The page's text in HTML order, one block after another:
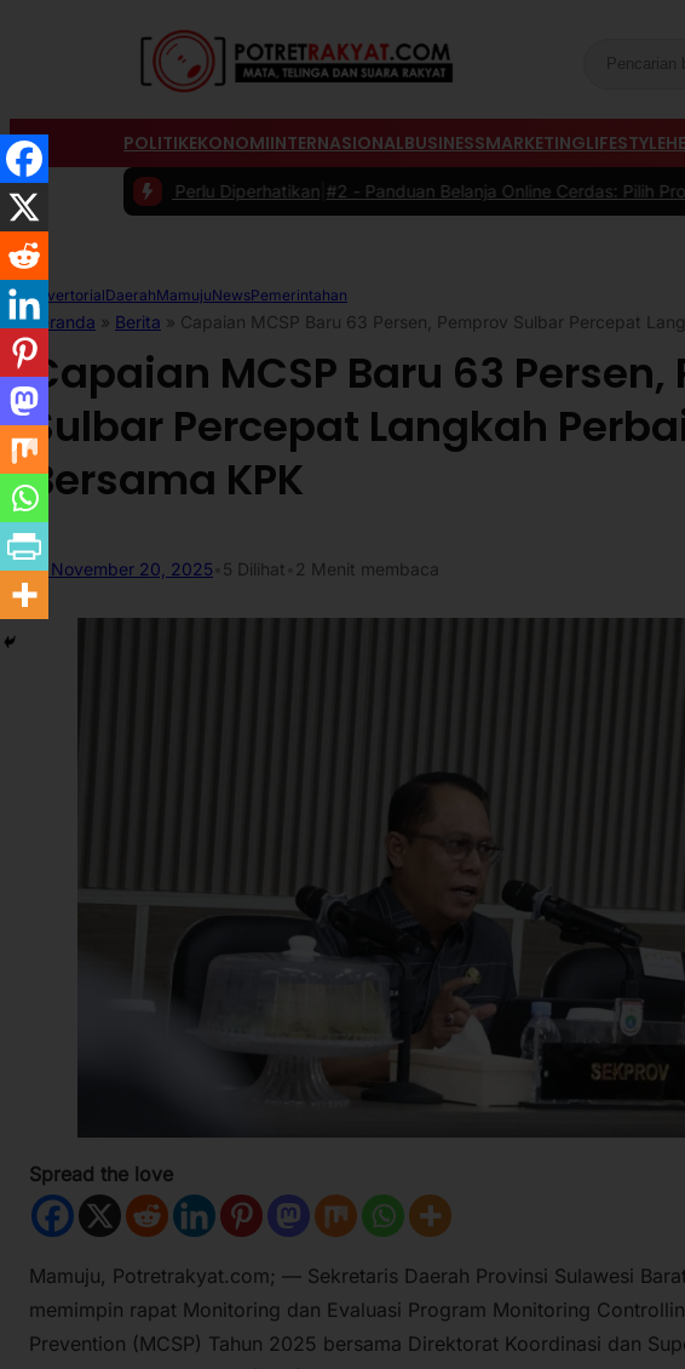
POLITIKEKONOMIINTERNASIONALBUSINESSMARKETINGLIFESTYLE
Perlu Diperhatikan #2 -Panduan Belanja Online Cerdas: Pilih Produk dengan Bijak
AdvertorialDaerahMamujuNewsPemerintahan
Beranda » Berita » Capaian MCSP Baru 63 Persen, Pemprov Sulbar Percepat
Capaian MCSP Baru 63
Sulbar Percepat Langkah
Bersama KPK
November 20, 2025 5 Dilihat 2 Menit membaca
Spread the love
Mamuju, Potretrakyat.com; — Sekretaris Daerah Provinsi Sulawesi
memimpin rapat Monitoring dan Evaluasi Program Monitoring
Prevention (MCSP) Tahun 2025 bersama Direktorat Koordinasi dan